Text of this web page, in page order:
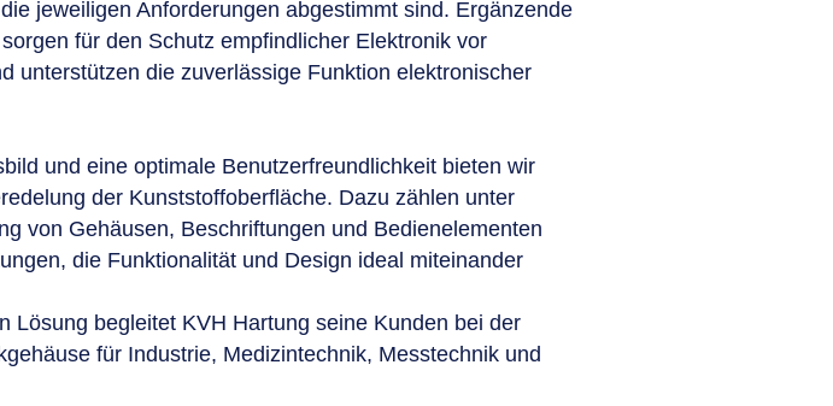
jeweiligen Anforderungen abgestimmt sind. Ergänzende
für den Schutz empfindlicher Elektronik vor
unterstützen die zuverlässige Funktion elektronischer
und eine optimale Benutzerfreundlichkeit bieten wir
der Kunststoffoberfläche. Dazu zählen unter
von Gehäusen, Beschriftungen und Bedienelementen
die Funktionalität und Design ideal miteinander
Lösung begleitet KVH Hartung seine Kunden bei der
für Industrie, Medizintechnik, Messtechnik und